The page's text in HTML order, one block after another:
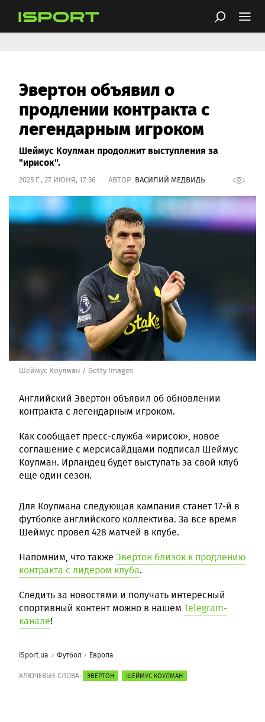
Эвертон объявил о
продлении контракта с
легендарным игроком
Шеймус Коулман продолжит выступления за
"ирисок".
2025 Г., 27 ИЮНЯ, 17:56 АВТОР: ВАСИЛИЙ МЕДВИДЬ
Шеймус Коулман / Getty Images
Английский Эвертон объявил об обновлении
контракта с легендарным игроком.
Как сообщает пресс-служба «ирисок», новое
соглашение с мерсисайдцами подписал Шеймус
Коулман. Ирландец будет выступать за свой клуб
еще один сезон.
Для Коулмана следующая кампания станет 17-й в
футболке английского коллектива. За все время
Шеймус провел 428 матчей в клубе.
Напомним, что также Эвертон близок к продлению
контракта с лидером клуба.
Следить за новостями и получать интересный
спортивный контент можно в нашем Telegram-
канале!
iSport.ua Футбол Европа
КЛЮЧЕВЫЕ СЛОВА: ЭВЕРТОН ШЕЙМУС КОУЛМАН